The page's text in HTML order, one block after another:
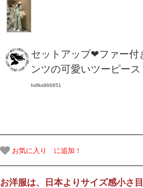
セットアップ❤ファー付
ンツの可愛いツーピース
hdfks966851
お気に入り に追加！
お洋服は、日本よりサイズ感小さ